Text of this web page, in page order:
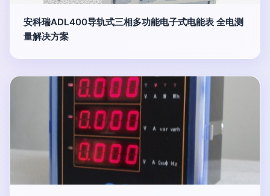
安科瑞ADL400导轨式三相多功能电子式电能表 全电测
量解决方案